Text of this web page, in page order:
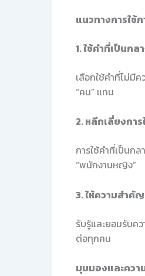
แนวทางการใช้
1. ใช้คำที่เป็นกล
เลือกใช้คำที่ไม่มี
“คน” แทน
2. หลีกเลี่ยงกา
การใช้คำที่เป็นก
“พนักงานหญิง”
3. ให้ความสำคั
รับรู้และยอมรับค
ต่อทุกคน
มุมมองและควา